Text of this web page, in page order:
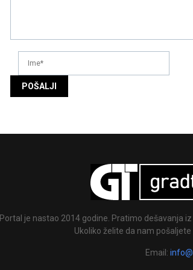
Portal je nastao 2014 godine. Pratimo dešavanja
Ukoliko želite da nam
Email: